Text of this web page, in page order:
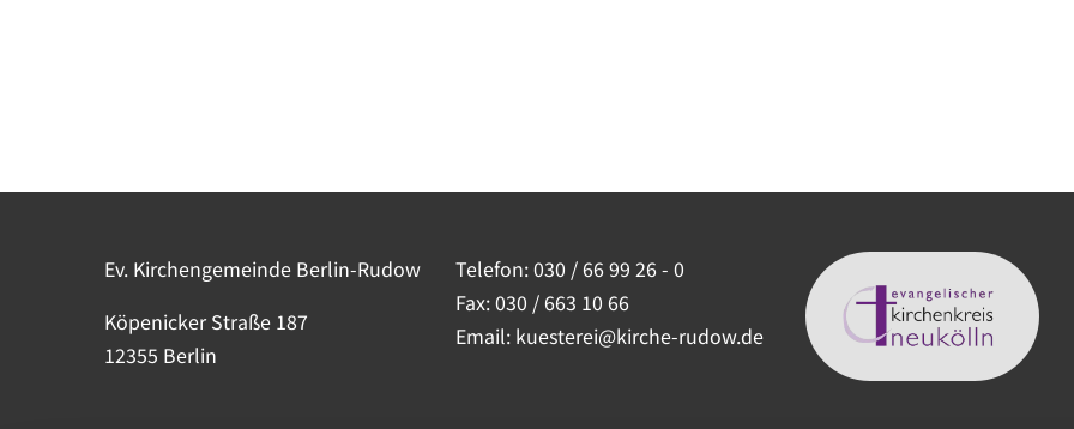
Ev. Kirchengemeinde Berlin-Rudow
Köpenicker Straße 187
12355 Berlin
Telefon:030 / 66 99 26 - 0
Fax: 030 / 663 10 66
Email: kuesterei@kirche-rudow.de